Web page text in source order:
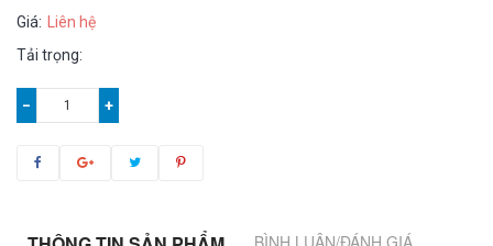
Giá:
Liên hệ
Tải trọng:
− +
BÌNH LUẬN/ĐÁNH GIÁ